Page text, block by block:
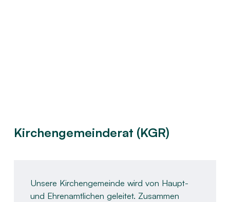
Kirchengemeinderat (KGR)
Unsere Kirchengemeinde wird von Haupt-
und Ehrenamtlichen geleitet. Zusammen